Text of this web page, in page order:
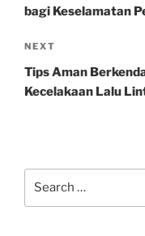
bagi Keselamatan
Next
Post
NEXT
Tips Aman
Kecelakaan Lalu